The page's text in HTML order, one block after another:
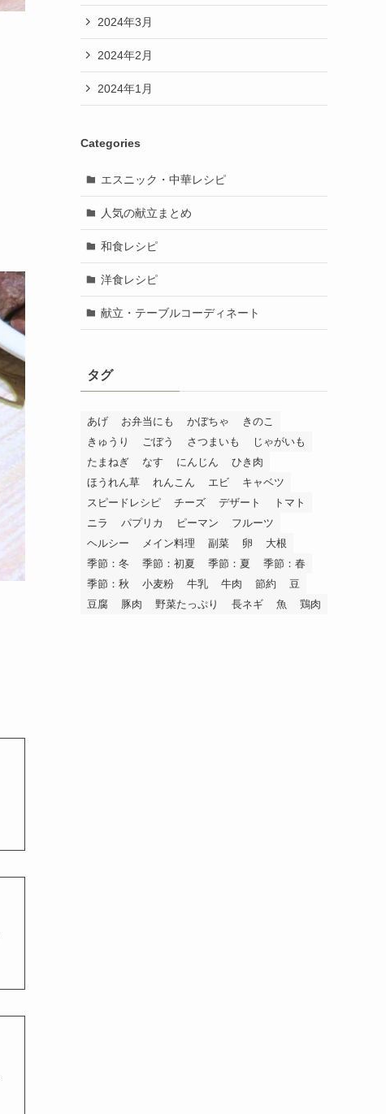
2024年3月
2024年2月
2024年1月
Categories
エスニック・中華レシピ
人気の献立まとめ
和食レシピ
洋食レシピ
献立・テーブルコーディネート
タグ
あげ お弁当にも かぼちゃ
きのこ
きゅうり
ごぼう さつまいも
じゃがいも
たまねぎ
なす にんじん
ひき肉
ほうれん草
れんこん エビ
キャベツ
スピードレシピ
チーズ デザート
トマト
ニラ
パプリカ ピーマン
フルーツ
ヘルシー
メイン料理 副菜 卵
大根
季節：冬
季節：初夏 季節：夏
季節：春
季節：秋
小麦粉 牛乳 牛肉 節約
豆
豆腐
豚肉 野菜たっぷり 長ネギ 魚 鶏肉